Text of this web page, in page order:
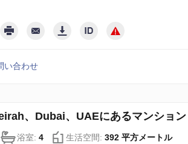
い合わせ
、Dubai、UAEにあるマンショ
浴室: 4 生活空間: 392 平方メートル